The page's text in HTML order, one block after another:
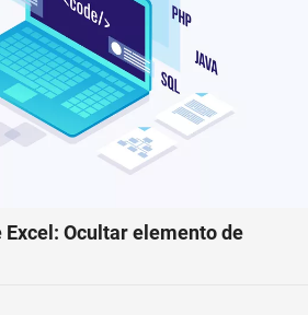
Ocultar elemento de